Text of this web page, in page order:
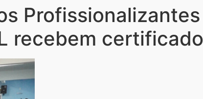
recebem